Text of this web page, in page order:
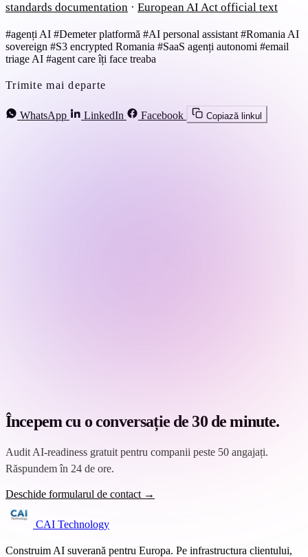
standards documentation · European AI Act official text
#agenți AI #Demeter platformă #AI personal assistant #Romania AI
sovereign #S3 encrypted Romania #SaaS agenți autonomi #email
triage AI #agent care îți face treaba
Trimite mai departe
WhatsApp LinkedIn Facebook Copiază linkul
Începem cu o conversație de 30 de minute.
Audit AI-readiness gratuit pentru companii peste 50 angajați.
Răspundem în 24 de ore.
Deschide formularul de contact →
CAI Technology
Construim AI suverană pentru Europa. Pe infrastructura clientului,